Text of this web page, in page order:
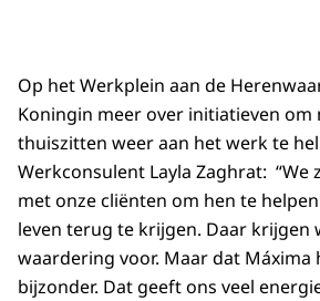
Op het Werkplein aan de
Koningin meer over initiatieven om
thuiszitten weer aan het werk te
Werkconsulent Layla Zaghrat: “We
met onze cliënten om hen te
leven terug te krijgen. Daar krijgen
waardering voor. Maar dat Máxima
bijzonder. Dat geeft ons veel